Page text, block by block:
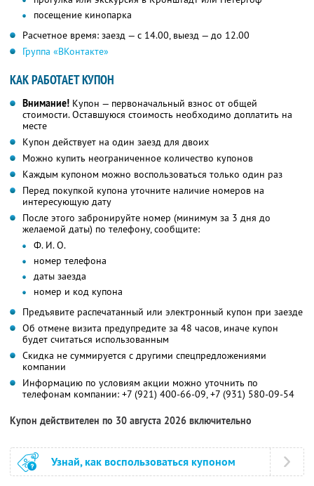
посещение кинопарка
Расчетное время: заезд — с 14.00, выезд — до 12.00
Группа «ВКонтакте»
КАК РАБОТАЕТ КУПОН
Внимание! Купон — первоначальный взнос от общей
стоимости. Оставшуюся стоимость необходимо доплатить на
месте
Купон действует на один заезд для двоих
Можно купить неограниченное количество купонов
Каждым купоном можно воспользоваться только один раз
Перед покупкой купона уточните наличие номеров на
интересующую дату
После этого забронируйте номер (минимум за 3 дня до
желаемой даты) по телефону, сообщите:
Ф. И. О.
номер телефона
даты заезда
номер и код купона
Предъявите распечатанный или электронный купон при заезде
Об отмене визита предупредите за 48 часов, иначе купон
будет считаться использованным
Скидка не суммируется с другими спецпредложениями
компании
Информацию по условиям акции можно уточнить по
телефонам компании: +7 (921) 400-66-09, +7 (931) 580-09-54
Купон действителен по 30 августа 2026 включительно
Узнай, как воспользоваться купоном